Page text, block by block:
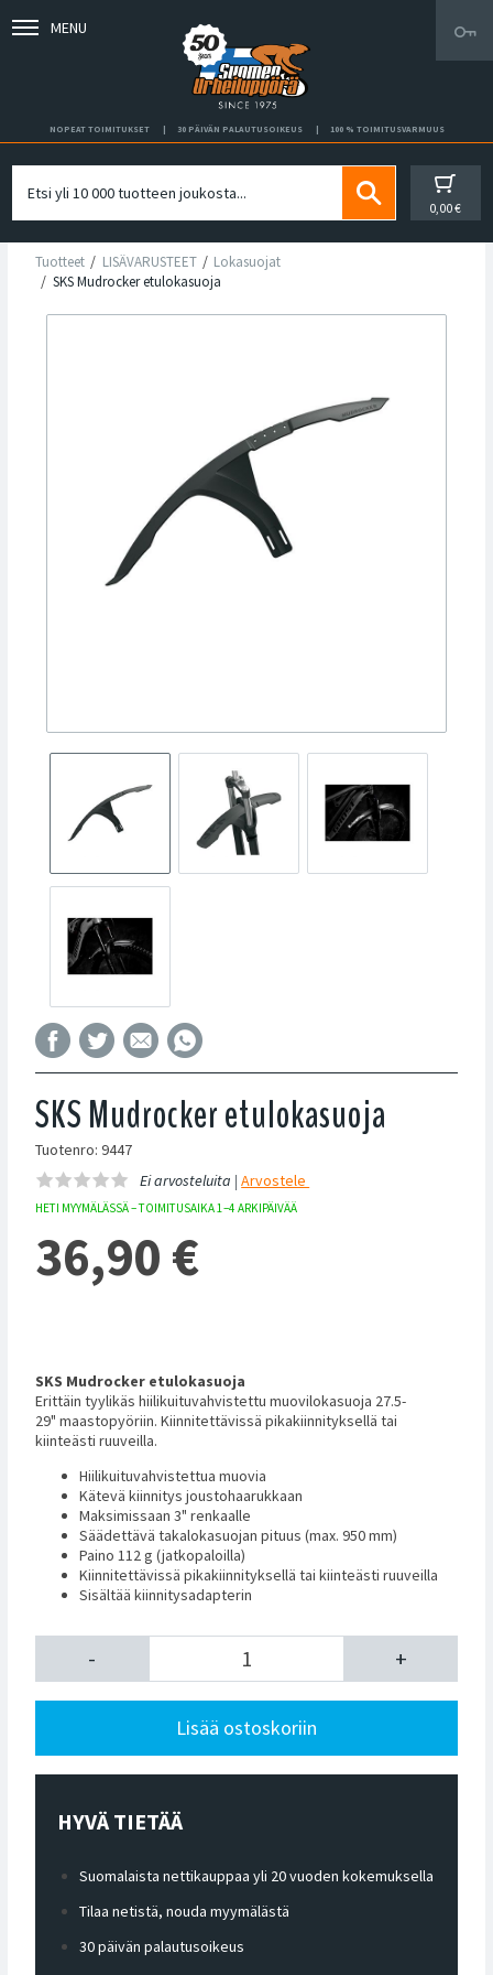
MENU
NOPEAT TOIMITUKSET 30 PÄIVÄN PALAUTUSOIKEUS 100 % TOIMITUSVARMUUS
0,00 €
Tuotteet LISÄVARUSTEET
Lokasuojat
SKS Mudrocker etulokasuoja
SKS Mudrocker etulokasuoja
Tuotenro: 9447
Ei arvosteluita |Arvostele
HETI MYYMÄLÄSSÄ – TOIMITUSAIKA 1–4 ARKIPÄIVÄÄ
36,90 €
SKS Mudrocker etulokasuoja
Erittäin tyylikäs hiilikuituvahvistettu muovilokasuoja 27.5-
29" maastopyöriin. Kiinnitettävissä pikakiinnityksellä tai
kiinteästi ruuveilla.
Hiilikuituvahvistettua muovia
Kätevä kiinnitys joustohaarukkaan
Maksimissaan 3" renkaalle
Säädettävä takalokasuojan pituus (max. 950 mm)
Paino 112 g (jatkopaloilla)
Kiinnitettävissä pikakiinnityksellä tai kiinteästi ruuveilla
Sisältää kiinnitysadapterin
- +
Lisää ostoskoriin
HYVÄ TIETÄÄ
Suomalaista nettikauppaa yli 20 vuoden kokemuksella
Tilaa netistä, nouda myymälästä
30 päivän palautusoikeus